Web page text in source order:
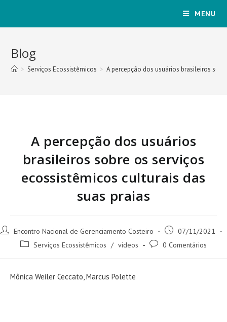
MENU
Blog
> Serviços Ecossistêmicos > A percepção dos usuários brasileiros
A percepção dos usuários
brasileiros sobre os serviços
ecossistêmicos culturais das
suas praias
Encontro Nacional de Gerenciamento Costeiro
07/11/2021
Serviços Ecossistêmicos / videos 0 Comentários
Mônica Weiler Ceccato, Marcus Polette